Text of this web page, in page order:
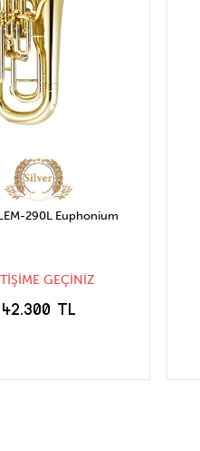
290L Euphonium
GEÇİNİZ
42.300 TL